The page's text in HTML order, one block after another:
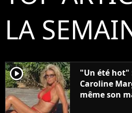
LA
player2
"Un été hot"
Caroline
même son